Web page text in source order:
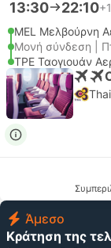
13:30 22:10+1
MEL Μελβούρνη
Μονή σύνδεση |
TPE Ταογιουάν
Άμεσο
Κράτηση της